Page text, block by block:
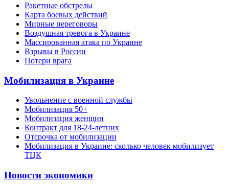
Ракетные обстрелы
Карта боевых действий
Мирные переговоры
Воздушная тревога в Украине
Массированная атака по Украине
Взрывы в России
Потери врага
Мобилизация в Украине
Увольнение с военной службы
Мобилизация 50+
Мобилизация женщин
Контракт для 18-24-летних
Отсрочка от мобилизации
Мобилизация в Украине: сколько человек мобилизует
ТЦК
Новости экономики